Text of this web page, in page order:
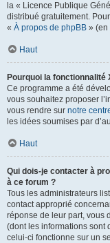
la « Licence Publique
distribué gratuitement.
« À propos de phpBB » (en
Haut
Pourquoi la fonctionnalité
Ce programme a été
vous souhaitez proposer
vous rendre sur notre
les idées soumises par
Haut
Qui dois-je contacter à
à ce forum ?
Tous les administrateurs
contact approprié
réponse de leur part, vous
(dont les informations sont
celui-ci fonctionne sur un